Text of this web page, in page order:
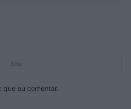
que eu comentar.